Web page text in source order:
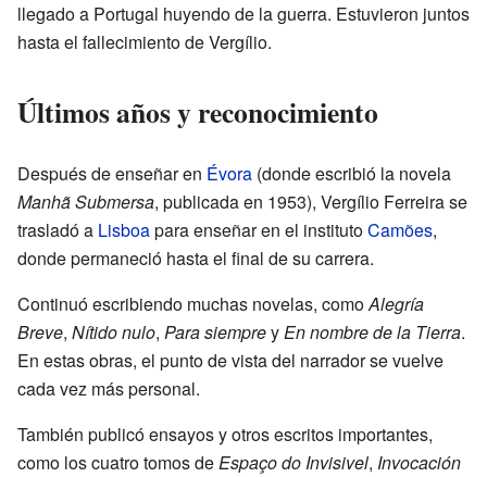
llegado a Portugal huyendo de la guerra. Estuvieron juntos
hasta el fallecimiento de Vergílio.
Últimos años y reconocimiento
Después de enseñar en Évora (donde escribió la novela
Manhã Submersa, publicada en 1953), Vergílio Ferreira se
trasladó a Lisboapara enseñar en el institutoCamões,
donde permaneció hasta el final de su carrera.
Continuó escribiendo muchas novelas, comoAlegría
Breve, Nítido nulo, Para siempreyEn nombre de la Tierra.
En estas obras, el punto de vista del narrador se vuelve
cada vez más personal.
También publicó ensayos y otros escritos importantes,
como los cuatro tomos deEspaço do Invisivel, Invocación